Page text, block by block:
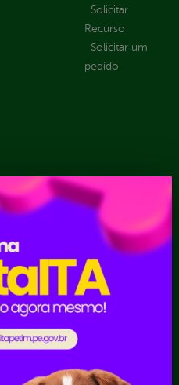
Solicitar
Recurso
Solicitar um
pedido
Portal Transporte
Escolar
Contratos Administrativos